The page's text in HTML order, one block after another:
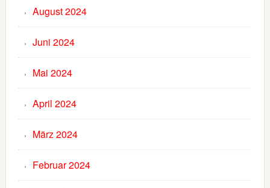
August 2024
Juni 2024
Mai 2024
April 2024
März 2024
Februar 2024